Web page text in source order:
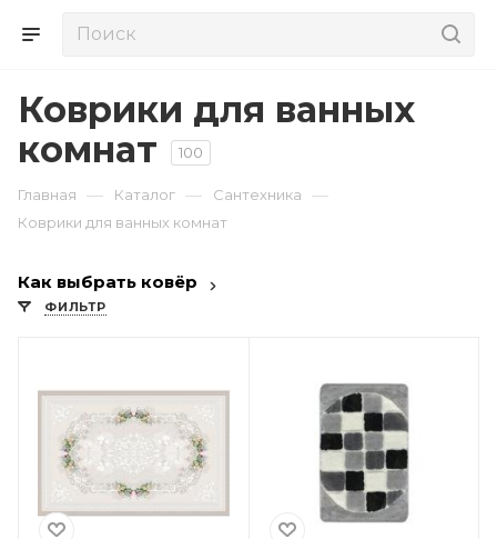
Коврики для ванных
комнат
100
Главная — Каталог — Сантехника —
Коврики для ванных комнат
Как выбрать ковёр
ФИЛЬТР